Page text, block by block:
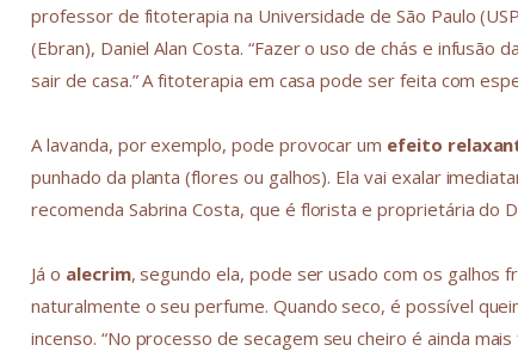
professor de fitoterapia na Universidade de São Paulo
(Ebran), Daniel Alan Costa. “Fazer o uso de chás e
sair de casa.” A fitoterapia em casa pode ser feita com
A lavanda, por exemplo, pode provocar um efeito
punhado da planta (flores ou galhos). Ela vai exalar
recomenda Sabrina Costa, que é florista e proprietária do
Já o alecrim, segundo ela, pode ser usado com os galhos
naturalmente o seu perfume. Quando seco, é possível
incenso. “No processo de secagem seu cheiro é ainda mais